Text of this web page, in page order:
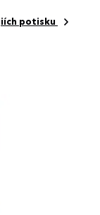
potisku